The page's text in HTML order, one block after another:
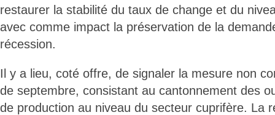
restaurer la stabilité du taux de change et du
avec comme impact la préservation de la
récession.
Il y a lieu, coté offre, de signaler la mesure non
de septembre, consistant au cantonnement des
de production au niveau du secteur cuprifère. La